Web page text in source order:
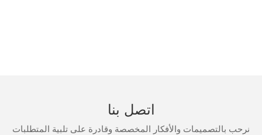
اتصل بنا
نرحب بالتصميمات والأفكار المخصصة وقادرة على تلبية المتطلبات